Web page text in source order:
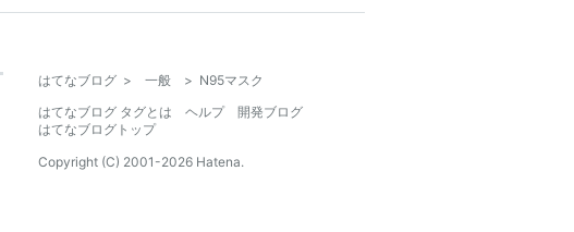
はてなブログ > 一般 > N95マスク
はてなブログ タグとは
ヘルプ
開発ブログ
はてなブログトップ
Copyright (C) 2001-2026 Hatena.